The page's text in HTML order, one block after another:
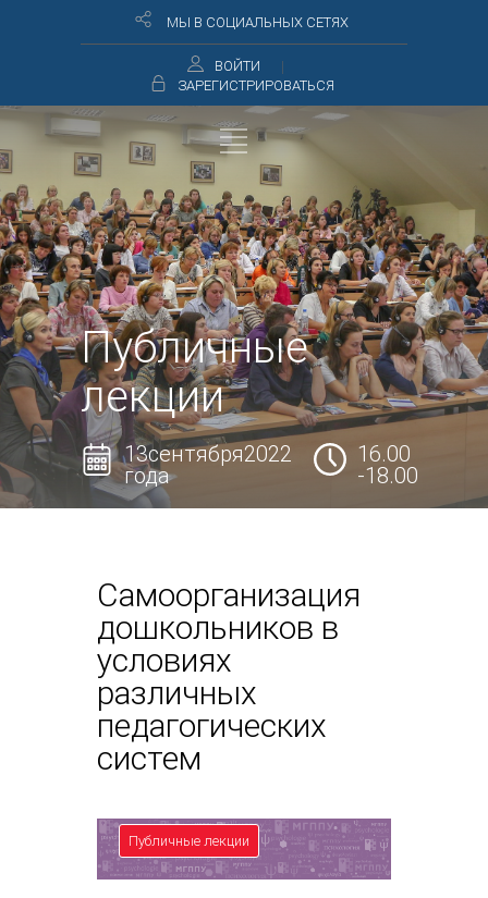
МЫ В СОЦИАЛЬНЫХ СЕТЯХ
ВОЙТИ
ЗАРЕГИСТРИРОВАТЬСЯ
Публичные
лекции
13сентября2022
года
16.00
-18.00
Самоорганизация
дошкольников в
условиях
различных
педагогических
систем
Публичные лекции